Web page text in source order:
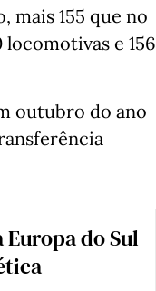
mais 155 que no
e 156
outubro do ano
do Sul